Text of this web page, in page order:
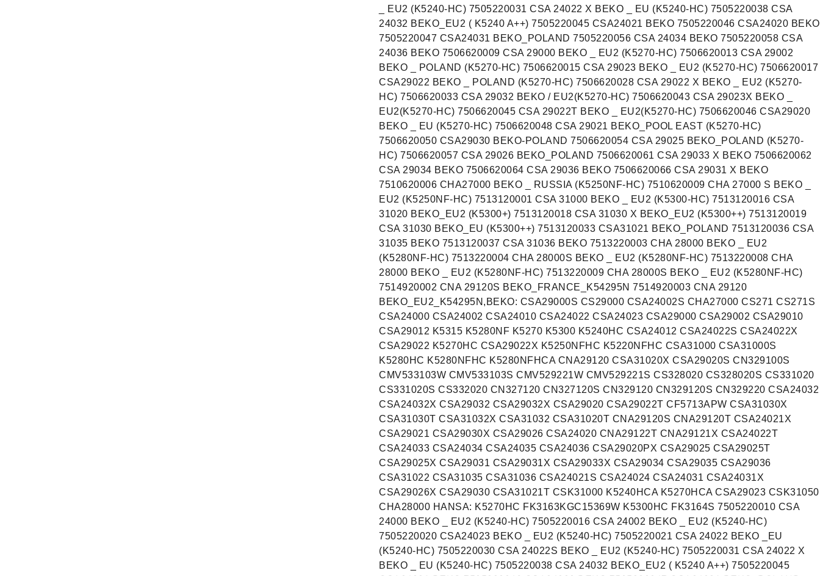
_ EU2 (K5240-HC) 7505220031 CSA 24022 X BEKO _ EU (K5240-HC) 7505220038 CSA
24032 BEKO_EU2 ( K5240 A++) 7505220045 CSA24021 BEKO 7505220046 CSA24020 BEKO
7505220047 CSA24031 BEKO_POLAND 7505220056 CSA 24034 BEKO 7505220058 CSA
24036 BEKO 7506620009 CSA 29000 BEKO _ EU2 (K5270-HC) 7506620013 CSA 29002
BEKO _ POLAND (K5270-HC) 7506620015 CSA 29023 BEKO _ EU2 (K5270-HC) 7506620017
CSA29022 BEKO _ POLAND (K5270-HC) 7506620028 CSA 29022 X BEKO _ EU2 (K5270-
HC) 7506620033 CSA 29032 BEKO / EU2(K5270-HC) 7506620043 CSA 29023X BEKO _
EU2(K5270-HC) 7506620045 CSA 29022T BEKO _ EU2(K5270-HC) 7506620046 CSA29020
BEKO _ EU (K5270-HC) 7506620048 CSA 29021 BEKO_POOL EAST (K5270-HC)
7506620050 CSA29030 BEKO-POLAND 7506620054 CSA 29025 BEKO_POLAND (K5270-
HC) 7506620057 CSA 29026 BEKO_POLAND 7506620061 CSA 29033 X BEKO 7506620062
CSA 29034 BEKO 7506620064 CSA 29036 BEKO 7506620066 CSA 29031 X BEKO
7510620006 CHA27000 BEKO _ RUSSIA (K5250NF-HC) 7510620009 CHA 27000 S BEKO _
EU2 (K5250NF-HC) 7513120001 CSA 31000 BEKO _ EU2 (K5300-HC) 7513120016 CSA
31020 BEKO_EU2 (K5300+) 7513120018 CSA 31030 X BEKO_EU2 (K5300++) 7513120019
CSA 31030 BEKO_EU (K5300++) 7513120033 CSA31021 BEKO_POLAND 7513120036 CSA
31035 BEKO 7513120037 CSA 31036 BEKO 7513220003 CHA 28000 BEKO _ EU2
(K5280NF-HC) 7513220004 CHA 28000S BEKO _ EU2 (K5280NF-HC) 7513220008 CHA
28000 BEKO _ EU2 (K5280NF-HC) 7513220009 CHA 28000S BEKO _ EU2 (K5280NF-HC)
7514920002 CNA 29120S BEKO_FRANCE_K54295N 7514920003 CNA 29120
BEKO_EU2_K54295N,BEKO: CSA29000S CS29000 CSA24002S CHA27000 CS271 CS271S
CSA24000 CSA24002 CSA24010 CSA24022 CSA24023 CSA29000 CSA29002 CSA29010
CSA29012 K5315 K5280NF K5270 K5300 K5240HC CSA24012 CSA24022S CSA24022X
CSA29022 K5270HC CSA29022X K5250NFHC K5220NFHC CSA31000 CSA31000S
K5280HC K5280NFHC K5280NFHCA CNA29120 CSA31020X CSA29020S CN329100S
CMV533103W CMV533103S CMV529221W CMV529221S CS328020 CS328020S CS331020
CS331020S CS332020 CN327120 CN327120S CN329120 CN329120S CN329220 CSA24032
CSA24032X CSA29032 CSA29032X CSA29020 CSA29022T CF5713APW CSA31030X
CSA31030T CSA31032X CSA31032 CSA31020T CNA29120S CNA29120T CSA24021X
CSA29021 CSA29030X CSA29026 CSA24020 CNA29122T CNA29121X CSA24022T
CSA24033 CSA24034 CSA24035 CSA24036 CSA29020PX CSA29025 CSA29025T
CSA29025X CSA29031 CSA29031X CSA29033X CSA29034 CSA29035 CSA29036
CSA31022 CSA31035 CSA31036 CSA24021S CSA24024 CSA24031 CSA24031X
CSA29026X CSA29030 CSA31021T CSK31000 K5240HCA K5270HCA CSA29023 CSK31050
CHA28000 HANSA: K5270HC FK3163KGC15369W K5300HC FK3164S 7505220010 CSA
24000 BEKO _ EU2 (K5240-HC) 7505220016 CSA 24002 BEKO _ EU2 (K5240-HC)
7505220020 CSA24023 BEKO _ EU2 (K5240-HC) 7505220021 CSA 24022 BEKO _EU
(K5240-HC) 7505220030 CSA 24022S BEKO _ EU2 (K5240-HC) 7505220031 CSA 24022 X
BEKO _ EU (K5240-HC) 7505220038 CSA 24032 BEKO_EU2 ( K5240 A++) 7505220045